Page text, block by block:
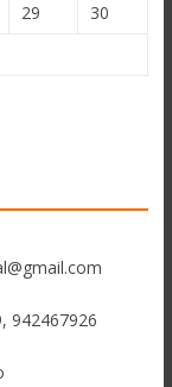
29
30
942467926